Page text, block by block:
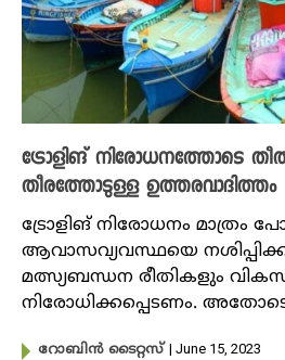
ട്രോളിങ് നിരോധനത്തോടെ
തീരത്തോടുള്ള ഉത്തരവാദിത്തം
ട്രോളിങ് നിരോധനം മാത്രം
ആവാസവ്യവസ്ഥയെ
മത്സ്യബന്ധന രീതികളും
നിരോധിക്കപ്പെടണം.
റോബിൻ ടൈറ്റസ് | June 15, 2023